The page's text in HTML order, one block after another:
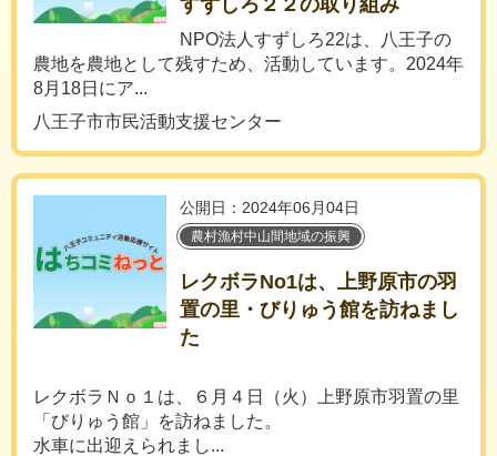
すずしろ２２の取り組み
NPO法人すずしろ22は、八王子の
農地を農地として残すため、活動しています。2024年
8月18日にア...
八王子市市民活動支援センター
公開日：2024年06月04日
農村漁村中山間地域の振興
レクボラNo1は、上野原市の羽
置の里・びりゅう館を訪ねまし
た
レクボラＮｏ１は、６月４日（火）上野原市羽置の里
「びりゅう館」を訪ねました。
水車に出迎えられまし...